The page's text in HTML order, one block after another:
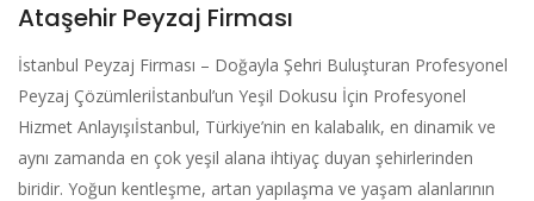
Ataşehir Peyzaj Firması
İstanbul Peyzaj Firması – Doğayla Şehri Buluşturan Profesyonel
Peyzaj Çözümleriİstanbul’un Yeşil Dokusu İçin Profesyonel
Hizmet Anlayışıİstanbul, Türkiye’nin en kalabalık, en dinamik ve
aynı zamanda en çok yeşil alana ihtiyaç duyan şehirlerinden
biridir. Yoğun kentleşme, artan yapılaşma ve yaşam alanlarının